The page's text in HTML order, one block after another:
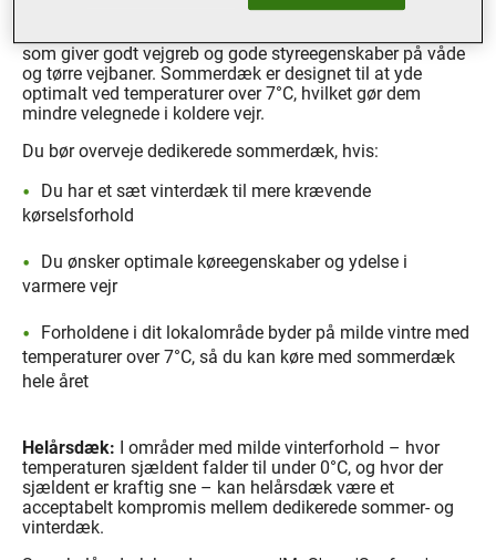
Dæk, som er beregnet til brug om
som giver godt vejgreb og gode styreegenskaber på våde
og tørre vejbaner. Sommerdæk er designet til at yde
optimalt ved temperaturer over 7°C, hvilket gør dem
mindre velegnede i koldere vejr.
Du bør overveje dedikerede sommerdæk, hvis:
Du har et sæt vinterdæk til mere krævende
kørselsforhold
Du ønsker optimale køreegenskaber og ydelse i
varmere vejr
Forholdene i dit lokalområde byder på milde vintre med
temperaturer over 7°C, så du kan køre med sommerdæk
hele året
Helårsdæk: I områder med milde vinterforhold – hvor
temperaturen sjældent falder til under 0°C, og hvor der
sjældent er kraftig sne – kan helårsdæk være et
acceptabelt kompromis mellem dedikerede sommer- og
vinterdæk.